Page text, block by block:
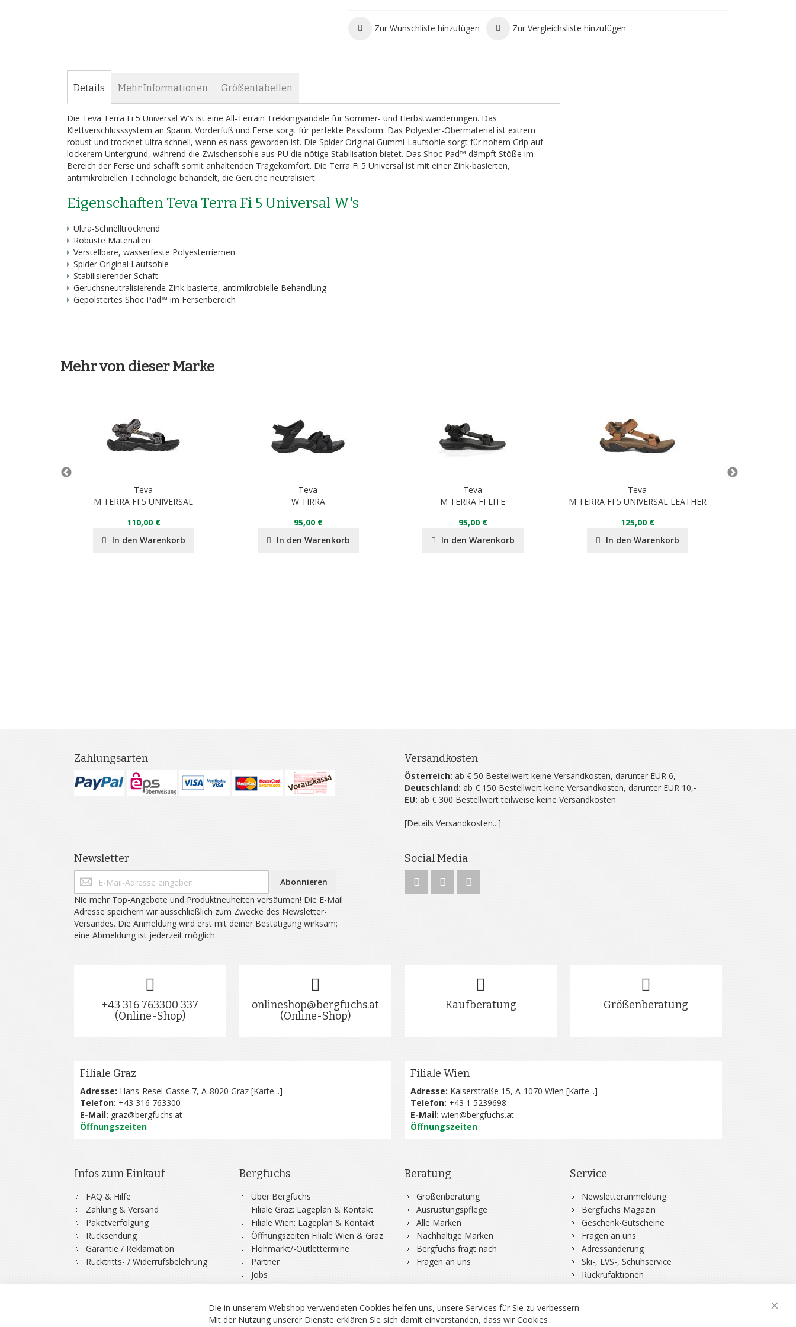
Zur Wunschliste hinzufügen Zur Vergleichsliste hinzufügen
Details
Die Teva Terra Fi 5 Universal W's ist eine All-Terrain Trekkingsandale für Sommer- und Herbstwanderungen. Das
Klettverschlusssystem an Spann, Vorderfuß und Ferse sorgt für perfekte Passform. Das Polyester-Obermaterial ist extrem
robust und trocknet ultra schnell, wenn es nass geworden ist. Die Spider Original Gummi-Laufsohle sorgt für hohem Grip auf
lockerem Untergrund, während die Zwischensohle aus PU die nötige Stabilisation bietet. Das Shoc Pad™ dämpft Stöße im
Bereich der Ferse und schafft somit anhaltenden Tragekomfort. Die Terra Fi 5 Universal ist mit einer Zink-basierten,
antimikrobiellen Technologie behandelt, die Gerüche neutralisiert.
Eigenschaften Teva Terra Fi 5 Universal W's
Ultra-Schnelltrocknend
Robuste Materialien
Verstellbare, wasserfeste Polyesterriemen
Spider Original Laufsohle
Stabilisierender Schaft
Geruchsneutralisierende Zink-basierte, antimikrobielle Behandlung
Gepolstertes Shoc Pad™ im Fersenbereich
Mehr Informationen Größentabellen
Mehr von dieser Marke
Teva
M TERRA FI 5 UNIVERSAL
110,00 €
In den Warenkorb
Teva
W TIRRA
95,00 €
In den Warenkorb
Teva
M TERRA FI LITE
95,00 €
In den Warenkorb
Teva
M TERRA FI 5 UNIVERSAL LEATHER
125,00 €
In den Warenkorb
Zahlungsarten Versandkosten
Österreich: ab € 50 Bestellwert keine Versandkosten, darunter EUR 6,-
Deutschland: ab € 150 Bestellwert keine Versandkosten, darunter EUR 10,-
EU: ab € 300 Bestellwert teilweise keine Versandkosten
[Details Versandkosten...]
Newsletter
Abonnieren
Nie mehr Top-Angebote und Produktneuheiten versäumen! Die E-Mail
Adresse speichern wir ausschließlich zum Zwecke des Newsletter-
Versandes. Die Anmeldung wird erst mit deiner Bestätigung wirksam;
eine Abmeldung ist jederzeit möglich.
Social Media
+43 316 763300 337
(Online-Shop)
onlineshop@bergfuchs.at
(Online-Shop)
Kaufberatung Größenberatung
Filiale Graz
Adresse: Hans-Resel-Gasse 7, A-8020 Graz [Karte...]
Telefon: +43 316 763300
E-Mail: graz@bergfuchs.at
Öffnungszeiten
Filiale Wien
Adresse: Kaiserstraße 15, A-1070 Wien [Karte...]
Telefon: +43 1 5239698
E-Mail: wien@bergfuchs.at
Öffnungszeiten
Infos zum Einkauf
FAQ & Hilfe
Zahlung & Versand
Paketverfolgung
Rücksendung
Garantie / Reklamation
Rücktritts- / Widerrufsbelehrung
Bergfuchs
Über Bergfuchs
Filiale Graz: Lageplan & Kontakt
Filiale Wien: Lageplan & Kontakt
Öffnungszeiten Filiale Wien & Graz
Flohmarkt/-Outlettermine
Partner
Jobs
Beratung
Größenberatung
Ausrüstungspflege
Alle Marken
Nachhaltige Marken
Bergfuchs fragt nach
Fragen an uns
Service
Newsletteranmeldung
Bergfuchs Magazin
Geschenk-Gutscheine
Fragen an uns
Adressänderung
Ski-, LVS-, Schuhservice
Rückrufaktionen
DSV-Skiversicherung
Die in unserem Webshop verwendeten Cookies helfen uns, unsere Services für Sie zu verbessern.
Mit der Nutzung unserer Dienste erklären Sie sich damit einverstanden, dass wir Cookies